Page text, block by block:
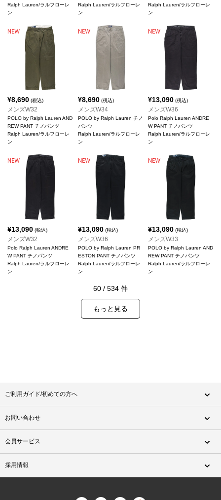
Ralph Lauren/ラルフローレ
ン
Ralph Lauren/ラルフローレ
ン
Ralph Lauren/ラルフローレ
ン
¥8,690 (税込)
メンズW32
POLO by Ralph Lauren AND
REW PANT チノパンツ
Ralph Lauren/ラルフローレ
ン
¥8,690(税込)
メンズW34
POLO by Ralph Lauren チノ
パンツ
Ralph Lauren/ラルフローレ
ン
¥13,090 (税込)
メンズW36
Polo Ralph Lauren ANDRE
W PANT チノパンツ
Ralph Lauren/ラルフローレ
ン
¥13,090 (税込)
メンズW32
Polo Ralph Lauren ANDRE
W PANT チノパンツ
Ralph Lauren/ラルフローレ
ン
¥13,090(税込)
メンズW36
POLO by Ralph Lauren PR
ESTON PANT チノパンツ
Ralph Lauren/ラルフローレ
ン
¥13,090 (税込)
メンズW33
POLO by Ralph Lauren AND
REW PANT チノパンツ
Ralph Lauren/ラルフローレ
ン
60 / 534 件
もっと見る
ご利用ガイド/初めての方へ
お問い合わせ
会員サービス
採用情報